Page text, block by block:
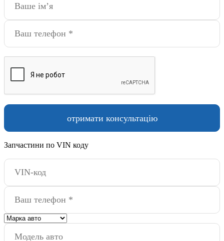
Запчастини по VIN коду